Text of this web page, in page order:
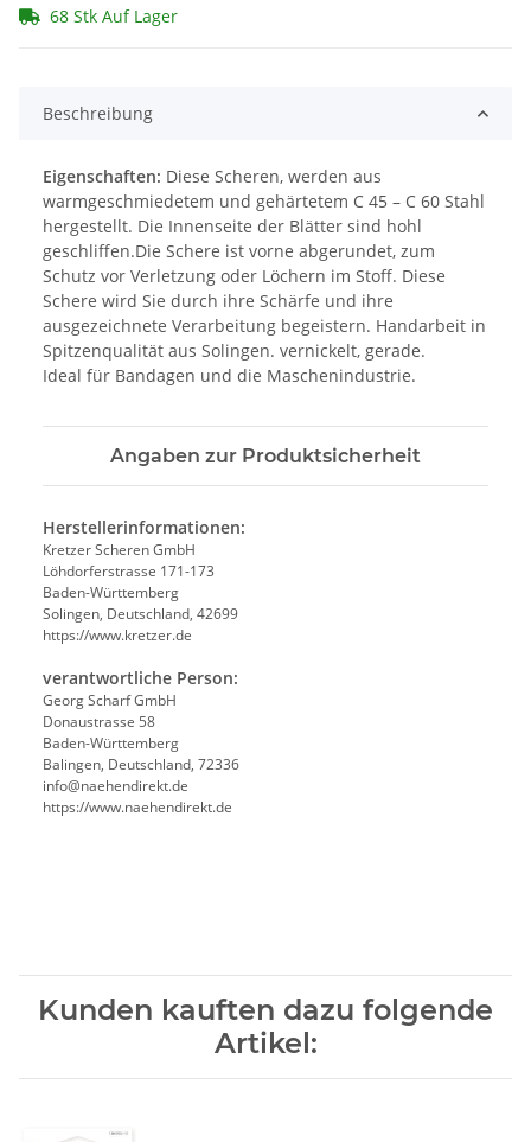
68 Stk Auf Lager
Beschreibung
Eigenschaften: Diese Scheren, werden aus
warmgeschmiedetem und gehärtetem C 45 – C 60 Stahl
hergestellt. Die Innenseite der Blätter sind hohl
geschliffen.Die Schere ist vorne abgerundet, zum
Schutz vor Verletzung oder Löchern im Stoff. Diese
Schere wird Sie durch ihre Schärfe und ihre
ausgezeichnete Verarbeitung begeistern. Handarbeit in
Spitzenqualität aus Solingen. vernickelt, gerade.
Ideal für Bandagen und die Maschenindustrie.
Angaben zur Produktsicherheit
Herstellerinformationen:
Kretzer Scheren GmbH
Löhdorferstrasse 171-173
Baden-Württemberg
Solingen, Deutschland, 42699
https://www.kretzer.de
verantwortliche Person:
Georg Scharf GmbH
Donaustrasse 58
Baden-Württemberg
Balingen, Deutschland, 72336
info@naehendirekt.de
https://www.naehendirekt.de
Kunden kauften dazu folgende
Artikel: